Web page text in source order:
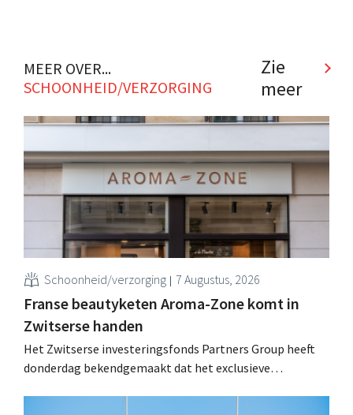
MEER OVER...
SCHOONHEID/VERZORGING
Zie
meer
Schoonheid/verzorging 7 Augustus, 2026
Franse beautyketen Aroma-Zone komt in
Zwitserse handen
Het Zwitserse investeringsfonds Partners Group heeft
donderdag bekendgemaakt dat het exclusieve